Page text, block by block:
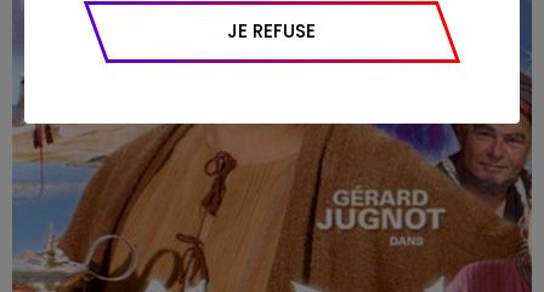
appareil et navigateur utilisé, emplacement
géographique), l’origine du trafic et la
JE REFUSE